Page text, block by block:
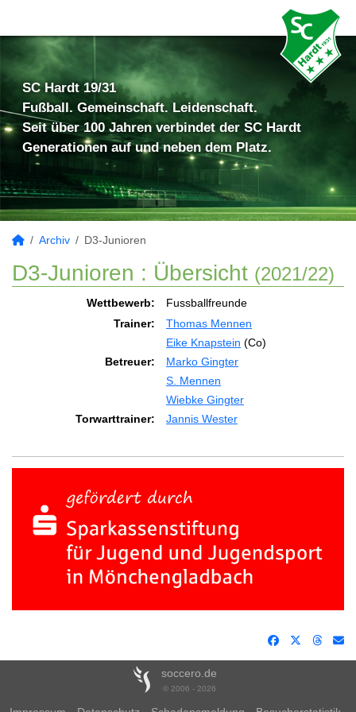
SC Hardt 19/31
Fußball. Gemeinschaft. Leidenschaft.
Seit über 100 Jahren verbindet der SC Hardt
Generationen auf und neben dem Platz.
Archiv D3-Junioren
D3-Junioren : Übersicht (2021/22)
Wettbewerb:
Fussballfreunde
Trainer:
Thomas Mennen
Eike Knapstein (Co)
Betreuer:
Marko Gingter
S. Mennen
Wiebke Gingter
Torwarttrainer:
Jannis Wester
soccero.de
© 2006 - 2026